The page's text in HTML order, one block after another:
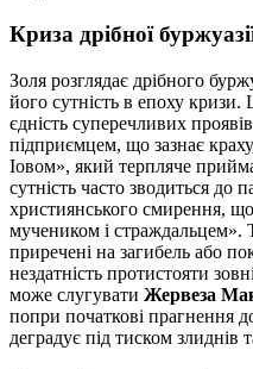
Криза дрібної
Золя розглядає дрібного
його сутність в епоху
єдність суперечливих
підприємцем, що зазнає
Іовом», який терпляче
сутність часто зводиться до
християнського смирення,
мучеником і страждальцем».
приречені на загибель або
нездатність протистояти
може слугувати Жервеза
попри початкові прагнення
деградує під тиском злиднів